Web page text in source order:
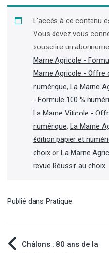
L'accès à ce contenu
Vous devez vous
souscrire un
Marne Agricole -
Marne Agricole - Offre
numérique, La Marne
- Formule 100 %
La Marne Viticole -
numérique, La Marne
édition papier et
choixor La Marne
revue Réussir au choix
Publié dans Pratique
Navigation
Châlons : 80 ans de la